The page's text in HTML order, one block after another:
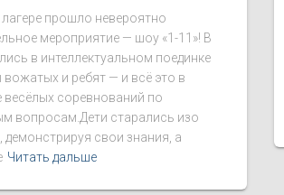
прошло невероятно
мероприятие — шоу «1-11»! В
в интеллектуальном поединке
и ребят — и всё это в
весёлых соревнований по
вопросам.Дети старались изо
демонстрируя свои знания, а
Читать дальше